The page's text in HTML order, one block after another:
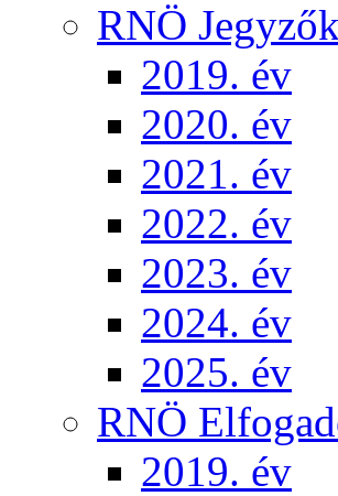
RNÖ
2019. év
2020. év
2021. év
2022. év
2023. év
2024. év
2025. év
RNÖ
2019. év